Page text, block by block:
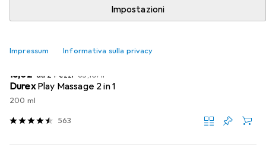
Impostazioni
Impressum Informativa sulla privacy
EUR
13,02 da 2 Pezzi 65,10/ 1l
Durex Play Massage 2 in 1
200 ml
563